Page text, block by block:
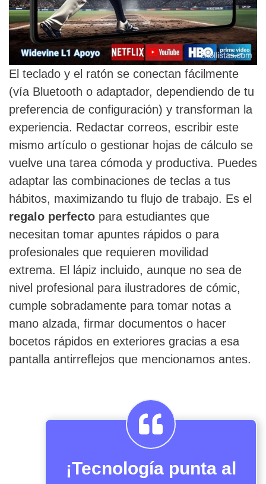
El teclado y el ratón se conectan fácilmente
(vía Bluetooth o adaptador, dependiendo de tu
preferencia de configuración) y transforman la
experiencia. Redactar correos, escribir este
mismo artículo o gestionar hojas de cálculo se
vuelve una tarea cómoda y productiva. Puedes
adaptar las combinaciones de teclas a tus
hábitos, maximizando tu flujo de trabajo. Es el
regalo perfecto para estudiantes que
necesitan tomar apuntes rápidos o para
profesionales que requieren movilidad
extrema. El lápiz incluido, aunque no sea de
nivel profesional para ilustradores de cómic,
cumple sobradamente para tomar notas a
mano alzada, firmar documentos o hacer
bocetos rápidos en exteriores gracias a esa
pantalla antirreflejos que mencionamos antes.
¡Tecnología punta al